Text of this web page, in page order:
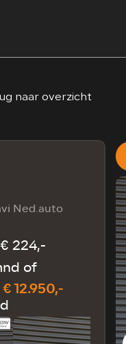
naar overzicht
Ned.auto
224,-
of
€ 12.950,-